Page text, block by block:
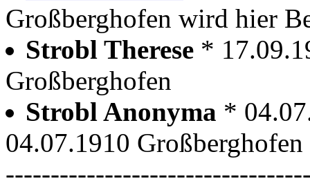
Großberghofen wird hier
Strobl Therese *
Großberghofen
Strobl Anonyma *
04.07.1910 Großberghofen